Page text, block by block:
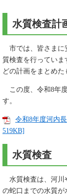
水質検査計
市では、皆さまに
質検査を行っていま
どの計画をまとめた
この度、令和8年
す。
令和8年度河内
519KB]
水質検査
水質検査は、河川
の蛇口までの水質が